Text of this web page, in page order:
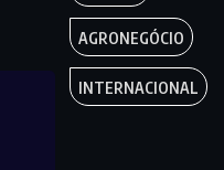
AGRONEGÓCIO
INTERNACIONAL